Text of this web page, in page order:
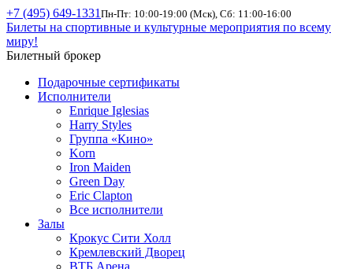
+7 (495) 649-1331 Пн-Пт: 10:00-19:00 (Мск), Сб: 11:00-16:00
Билеты на спортивные и культурные мероприятия по всему
миру!
Билетный брокер
Подарочные сертификаты
Исполнители
Enrique Iglesias
Harry Styles
Группа «Кино»
Korn
Iron Maiden
Green Day
Eric Clapton
Все исполнители
Залы
Крокус Сити Холл
Кремлевский Дворец
ВТБ Арена